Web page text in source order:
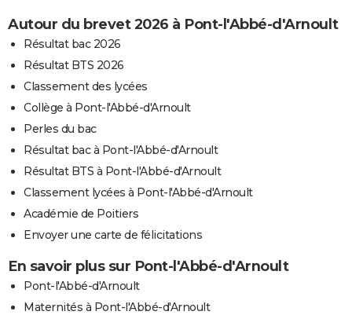
Autour du brevet 2026 à Pont-l'Abbé-d'Arnoult
Résultat bac 2026
Résultat BTS 2026
Classement des lycées
Collège à Pont-l'Abbé-d'Arnoult
Perles du bac
Résultat bac à Pont-l'Abbé-d'Arnoult
Résultat BTS à Pont-l'Abbé-d'Arnoult
Classement lycées à Pont-l'Abbé-d'Arnoult
Académie de Poitiers
Envoyer une carte de félicitations
En savoir plus sur Pont-l'Abbé-d'Arnoult
Pont-l'Abbé-d'Arnoult
Maternités à Pont-l'Abbé-d'Arnoult